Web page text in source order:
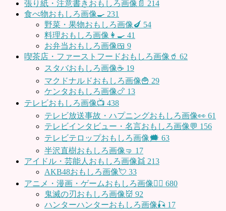
張り紙・注意書きおもしろ画像📄 214
食べ物おもしろ画像🍳 231
野菜・果物おもしろ画像🍆 54
料理おもしろ画像👩‍🍳 41
お弁当おもしろ画像🍱 9
喫茶店・ファーストフードおもしろ画像🥤 62
スタバおもしろ画像☕️ 19
マクドナルドおもしろ画像🍟 29
ケンタおもしろ画像🍗 13
テレビおもしろ画像📺 438
テレビ放送事故・ハプニングおもしろ画像👀 61
テレビインタビュー・名言おもしろ画像💬 156
テレビテロップおもしろ画像🗯 63
半沢直樹おもしろ画像🤜 17
アイドル・芸能人おもしろ画像👯 213
AKB48おもしろ画像💘 33
アニメ・漫画・ゲームおもしろ画像🧚‍♀️ 680
鬼滅の刃おもしろ画像👹 92
ハンターハンターおもしろ画像🎣 17